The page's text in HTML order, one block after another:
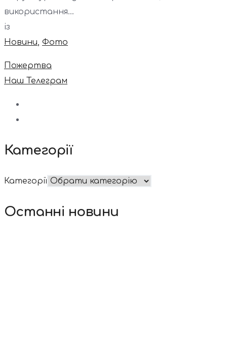
використання...
із
Новини, Фото
Пожертва
Наш Телеграм
Категорії
Категорії
Останні новини